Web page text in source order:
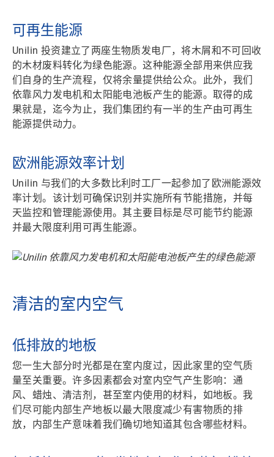
可再生能源
Unilin 投资建立了 两座生物质发电厂，将木屑和不可回收
的木材废料转化为绿色能源。这种能源全部用来供应我
们自身的生产流程，仅将余量提供给公众。此外，我们
依靠风力发电机和太阳能电池板产生的能源。取得的成
果就是，迄今为止，我们集团约有一半的生产由可再生
能源提供动力。
欧洲能源效率计划
Unilin 与我们的大多数比利时工厂一起参加了欧洲能源效
率计划。该计划可确保识别并实施所有节能措施，并每
天监控和管理能源使用。其主要目标是尽可能节约能源
并最大限度利用可再生能源。
清洁的室内空气
低排放的地板
您一生大部分时光都是在室内度过，因此家里的空气质
量至关重要。许多因素都会对室内空气产生影响：通
风、蜡烛、清洁剂，甚至室内使用的材料，如地板。我
们尽可能内部生产地板以最大限度减少有害物质的排
放，内部生产意味着我们确切地知道其包含哪些材料。